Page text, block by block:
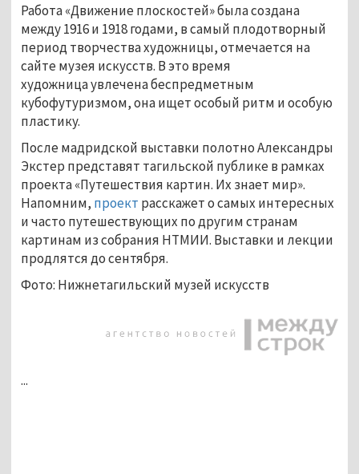
Работа «Движение плоскостей» была создана
между 1916 и 1918 годами, в самый плодотворный
период творчества художницы, отмечается на
сайте музея искусств. В это время
художница увлечена беспредметным
кубофутуризмом, она ищет особый ритм и особую
пластику.
После мадридской выставки полотно Александры
Экстер представят тагильской публике в рамках
проекта «Путешествия картин. Их знает мир».
Напомним, проект расскажет о самых интересных
и часто путешествующих по другим странам
картинам из собрания НТМИИ. Выставки и лекции
продлятся до сентября.
Фото: Нижнетагильский музей искусств
...